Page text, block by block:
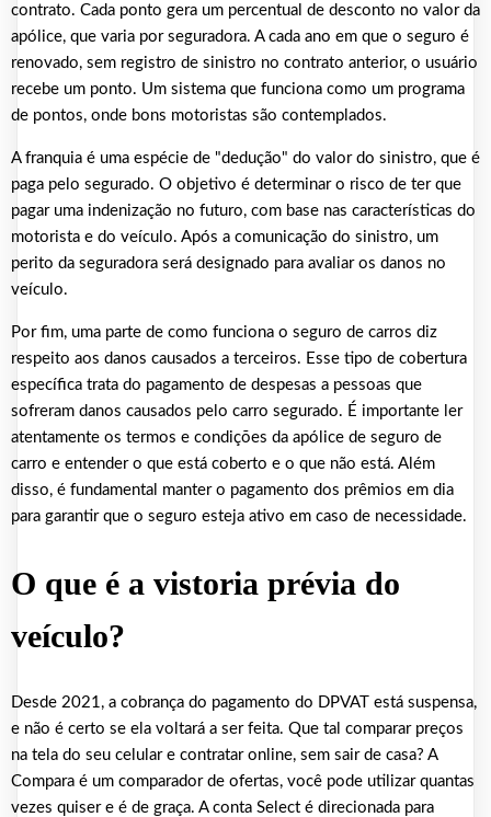
contrato. Cada ponto gera um percentual de desconto no valor da
apólice, que varia por seguradora. A cada ano em que o seguro é
renovado, sem registro de sinistro no contrato anterior, o usuário
recebe um ponto. Um sistema que funciona como um programa
de pontos, onde bons motoristas são contemplados.
A franquia é uma espécie de "dedução" do valor do sinistro, que é
paga pelo segurado. O objetivo é determinar o risco de ter que
pagar uma indenização no futuro, com base nas características do
motorista e do veículo. Após a comunicação do sinistro, um
perito da seguradora será designado para avaliar os danos no
veículo.
Por fim, uma parte de como funciona o seguro de carros diz
respeito aos danos causados a terceiros. Esse tipo de cobertura
específica trata do pagamento de despesas a pessoas que
sofreram danos causados pelo carro segurado. É importante ler
atentamente os termos e condições da apólice de seguro de
carro e entender o que está coberto e o que não está. Além
disso, é fundamental manter o pagamento dos prêmios em dia
para garantir que o seguro esteja ativo em caso de necessidade.
O que é a vistoria prévia do
veículo?
Desde 2021, a cobrança do pagamento do DPVAT está suspensa,
e não é certo se ela voltará a ser feita. Que tal comparar preços
na tela do seu celular e contratar online, sem sair de casa? A
Compara é um comparador de ofertas, você pode utilizar quantas
vezes quiser e é de graça. A conta Select é direcionada para